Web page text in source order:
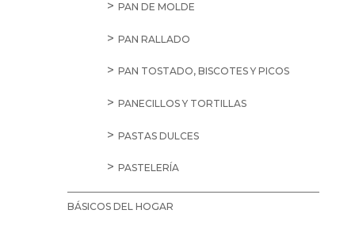
PAN DE MOLDE
PAN RALLADO
PAN TOSTADO, BISCOTES Y PICOS
PANECILLOS Y TORTILLAS
PASTAS DULCES
PASTELERÍA
BÁSICOS DEL HOGAR